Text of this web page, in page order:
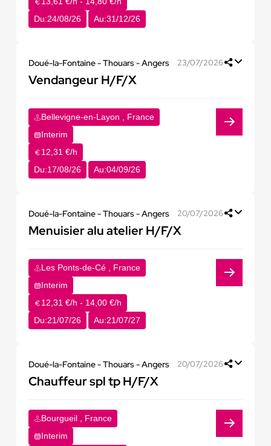
Du:24/08/26 Au:31/12/26
Doué-la-Fontaine - Thouars - Angers 23/07/2026
Vendangeur H/F/X
Bellevigne-en-Layon , France
Interim
12,31 €/h
Du:17/08/26 Au:04/09/26
Doué-la-Fontaine - Thouars - Angers 20/07/2026
Menuisier alu atelier H/F/X
Les Ponts-de-Cé , France
Interim
12,31 €/h - 14,00 €/h
Du:21/07/26 Au:21/07/27
Doué-la-Fontaine - Thouars - Angers 20/07/2026
Chauffeur spl tp H/F/X
Bourgueil , France
Interim